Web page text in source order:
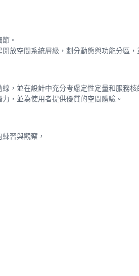
。
放空間系統層級，劃分動態與功能分區，
，並在設計中充分考慮定性定量和服務
，並為使用者提供優質的空間體驗。
習與觀察，